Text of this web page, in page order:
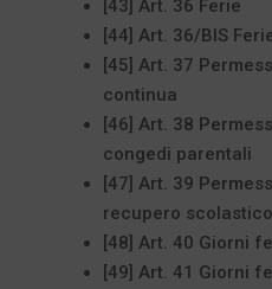
[43] Art. 36 Ferie
[44] Art. 36/BIS
[45] Art. 37
continua
[46] Art. 38
congedi parentali
[47] Art. 39
recupero scolastico
[48] Art. 40 Giorni
[49] Art. 41 Giorni